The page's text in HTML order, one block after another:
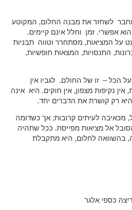
לשחזר את מבנה החלום, המקוטע
אפשרי. זמן וחלל אינם קיימים.
על המציאות, מסתחרר וטווה תבניות
התנסויות, המצאות חופשיות,
הכל – זו של החולם. לגביו אין
אין נקיפות מצפון, אין חוקים. היא אינה
רק קושרת את הדברים יחד.
מכאיבה לעיתים קרובות; אך כשדומה
אל מציאות מפייסת. ככל שתהיה
בהשוואה לחלום, היא מתקבלת
כספי אלגר